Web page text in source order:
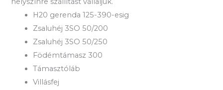
H20 gerenda 125-390-esig
Zsaluhéj 3SO 50/200
Zsaluhéj 3SO 50/250
Födémtámasz 300
Támasztóláb
Villásfej